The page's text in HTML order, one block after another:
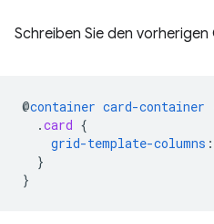
Schreiben Sie den
@container card-container
.card {
grid-template-columns :
}
}